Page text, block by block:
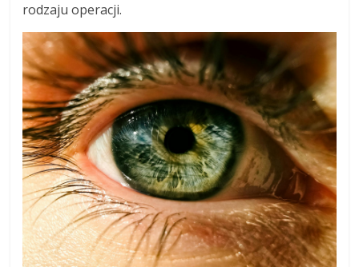
rodzaju operacji.